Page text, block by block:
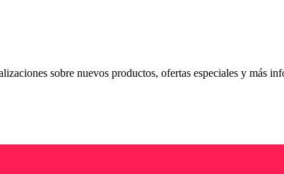
sobre nuevos productos, ofertas especiales y más